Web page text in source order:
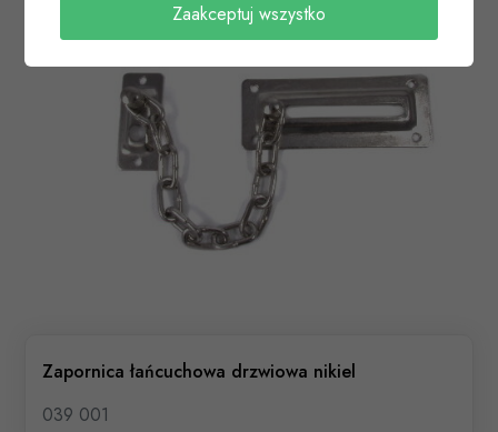
Zapornica łańcuchowa drzwiowa nikiel
039 001
Zaakceptuj wszystko